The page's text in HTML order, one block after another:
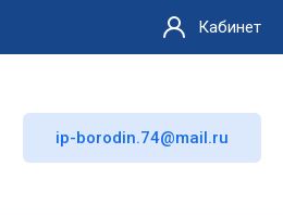
Кабинет
ip-borodin.74@mail.ru